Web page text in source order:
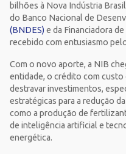
bilhões à Nova Indústria
do Banco Nacional de
(BNDES) e da Financiadora
recebido com entusiasmo
Com o novo aporte, a NIB
entidade, o crédito com
destravar investimentos,
estratégicas para a redução
como a produção de
de inteligência artificial e
energética.